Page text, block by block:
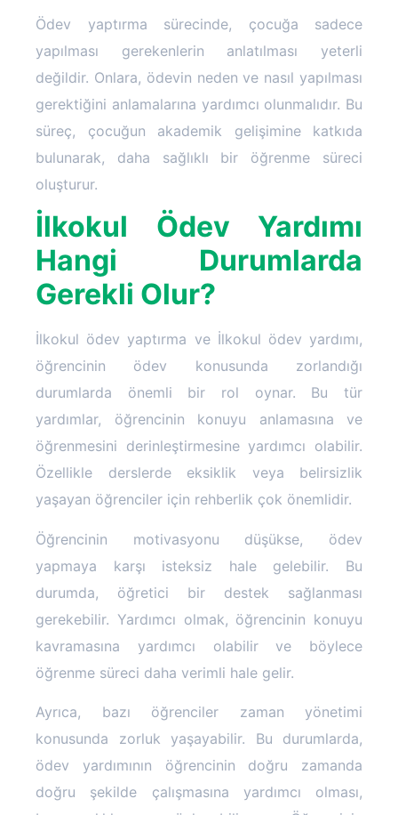
Ödev yaptırma sürecinde, çocuğa sadece
yapılması gerekenlerin anlatılması yeterli
değildir. Onlara, ödevin neden ve nasıl yapılması
gerektiğini anlamalarına yardımcı olunmalıdır. Bu
süreç, çocuğun akademik gelişimine katkıda
bulunarak, daha sağlıklı bir öğrenme süreci
oluşturur.
İlkokul Ödev Yardımı
Hangi Durumlarda
Gerekli Olur?
İlkokul ödev yaptırma ve İlkokul ödev yardımı,
öğrencinin ödev konusunda zorlandığı
durumlarda önemli bir rol oynar. Bu tür
yardımlar, öğrencinin konuyu anlamasına ve
öğrenmesini derinleştirmesine yardımcı olabilir.
Özellikle derslerde eksiklik veya belirsizlik
yaşayan öğrenciler için rehberlik çok önemlidir.
Öğrencinin motivasyonu düşükse, ödev
yapmaya karşı isteksiz hale gelebilir. Bu
durumda, öğretici bir destek sağlanması
gerekebilir. Yardımcı olmak, öğrencinin konuyu
kavramasına yardımcı olabilir ve böylece
öğrenme süreci daha verimli hale gelir.
Ayrıca, bazı öğrenciler zaman yönetimi
konusunda zorluk yaşayabilir. Bu durumlarda,
ödev yardımının öğrencinin doğru zamanda
doğru şekilde çalışmasına yardımcı olması,